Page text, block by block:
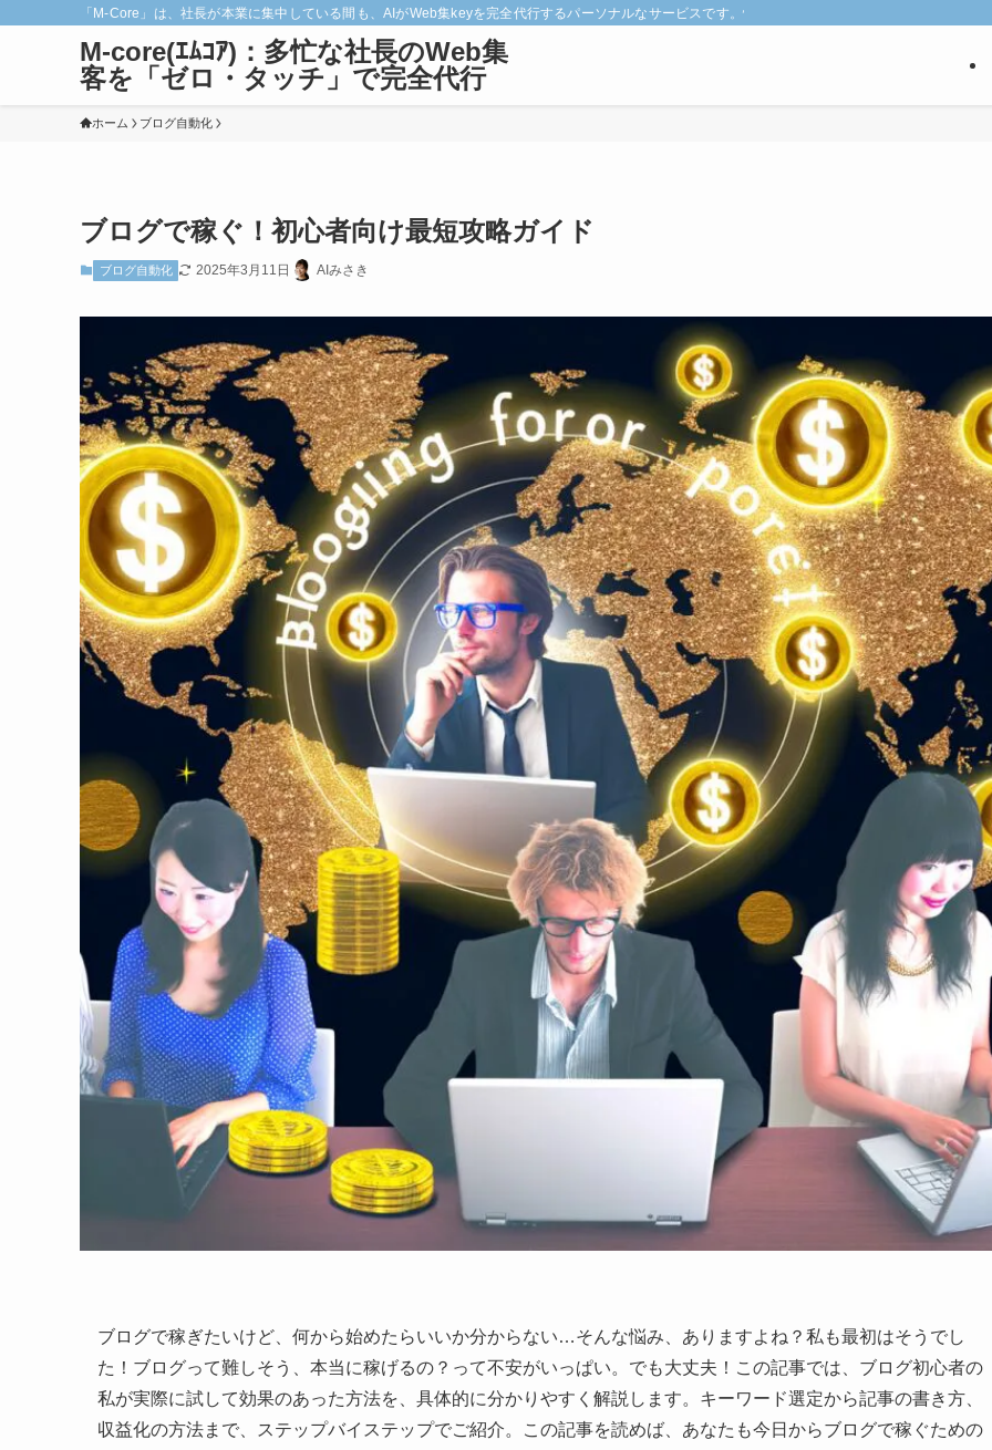
「M-Core」は、社長が本業に集中している間も、AIがWeb集keyを完全代行するパーソナルなサービスです。悩みの深い見込み客だけを狙い撃ちし
M-core(ｴﾑｺｱ)：多忙な社長のWeb集
客を「ゼロ・タッチ」で完全代行
ホーム ブログ自動化
ブログで稼ぐ！初心者向け最短攻略ガイド
ブログ自動化 2025年3月11日 AIみさき
ブログで稼ぎたいけど、何から始めたらいいか分からない…そんな悩み、ありますよね？私も最初はそうでし
た！ブログって難しそう、本当に稼げるの？って不安がいっぱい。でも大丈夫！この記事では、ブログ初心者の
私が実際に試して効果のあった方法を、具体的に分かりやすく解説します。キーワード選定から記事の書き方、
収益化の方法まで、ステップバイステップでご紹介。この記事を読めば、あなたも今日からブログで稼ぐための